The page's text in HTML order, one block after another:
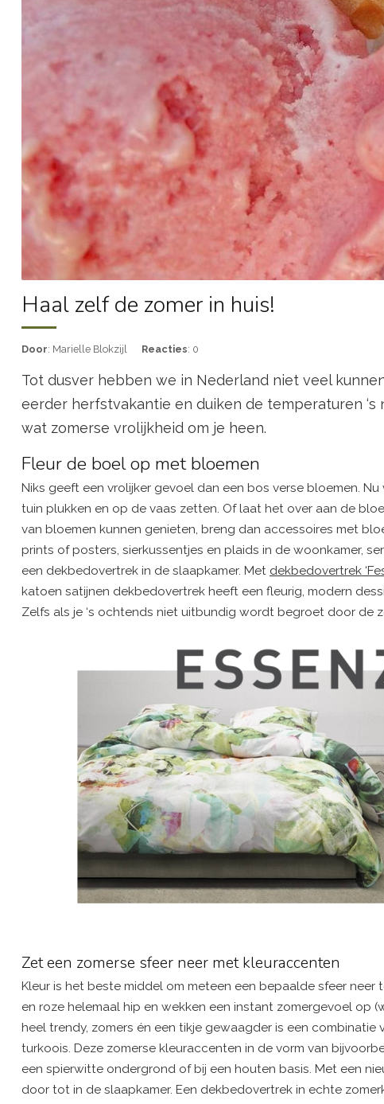
Haal zelf de zomer in huis!
Door: Marielle Blokzijl Reacties: 0
Tot dusver hebben we in Nederland niet veel
eerder herfstvakantie en duiken de temperaturen
wat zomerse vrolijkheid om je heen.
Fleur de boel op met bloemen
Niks geeft een vrolijker gevoel dan een bos verse bloemen.
tuin plukken en op de vaas zetten. Of laat het over aan de
van bloemen kunnen genieten, breng dan accessoires met
prints of posters, sierkussentjes en plaids in de woonkamer,
een dekbedovertrek in de slaapkamer. Met dekbedovertrek
katoen satijnen dekbedovertrek heeft een fleurig, modern
Zelfs als je ‘s ochtends niet uitbundig wordt begroet door de
Zet een zomerse sfeer neer met kleuraccenten
Kleur is het beste middel om meteen een bepaalde sfeer
en roze helemaal hip en wekken een instant zomergevoel op
heel trendy, zomers én een tikje gewaagder is een
turkoois. Deze zomerse kleuraccenten in de vorm van
een spierwitte ondergrond of bij een houten basis. Met een
door tot in de slaapkamer. Een dekbedovertrek in echte